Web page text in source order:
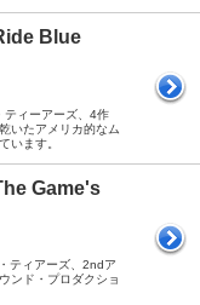
Blue
ティーアーズ、4作
いたアメリカ的なム
います。
Game's
ティアーズ、2ndア
ンド・プロダクショ